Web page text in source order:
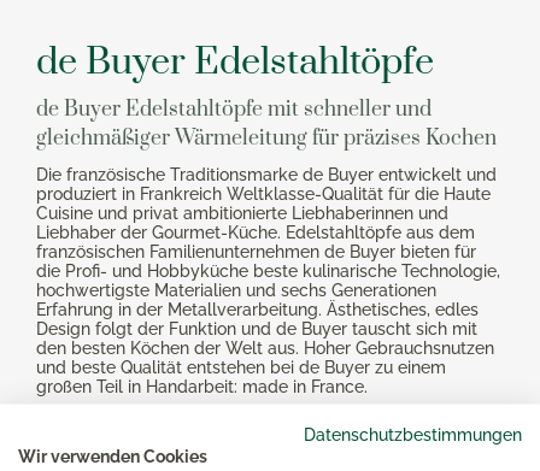
Datenschutzbestimmungen
Wir verwenden Cookies
de Buyer Edelstahltöpfe
de Buyer Edelstahltöpfe mit schneller und
gleichmäßiger Wärmeleitung für präzises Kochen
Die französische Traditionsmarke de Buyer entwickelt und
produziert in Frankreich Weltklasse-Qualität für die Haute
Cuisine und privat ambitionierte Liebhaberinnen und
Liebhaber der Gourmet-Küche. Edelstahltöpfe aus dem
französischen Familienunternehmen de Buyer bieten für
die Profi- und Hobbyküche beste kulinarische Technologie,
hochwertigste Materialien und sechs Generationen
Erfahrung in der Metallverarbeitung. Ästhetisches, edles
Design folgt der Funktion und de Buyer tauscht sich mit
den besten Köchen der Welt aus. Hoher Gebrauchsnutzen
und beste Qualität entstehen bei de Buyer zu einem
großen Teil in Handarbeit: made in France.